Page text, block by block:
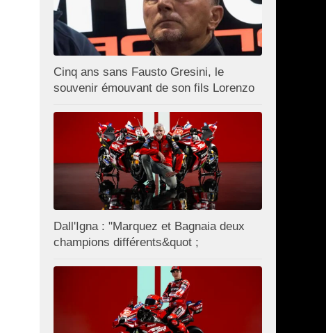
Cinq ans sans Fausto Gresini, le
souvenir émouvant de son fils Lorenzo
Dall'Igna : "Marquez et Bagnaia deux
champions différents&quot ;